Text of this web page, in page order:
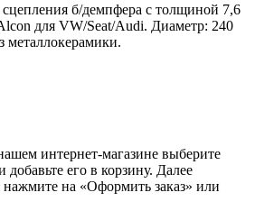
б/демпфера с толщиной 7,6
для VW/Seat/Audi. Диаметр: 240
металлокерамики.
интернет-магазине выберите
его в корзину. Далее
на «Оформить заказ» или